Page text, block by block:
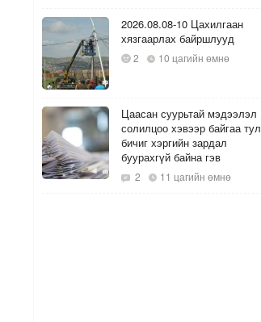
2026.08.08-10 Цахилгаан
хязгаарлах байршлууд
2 10 цагийн өмнө
Цаасан суурьтай мэдээлэл
солилцоо хэвээр байгаа тул
бичиг хэргийн зардал
буурахгүй байна гэв
2 11 цагийн өмнө